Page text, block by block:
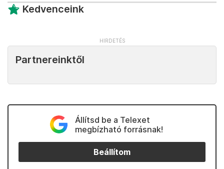
Kedvenceink
Partnereinktől
Állítsd be a Telexet
megbízható forrásnak!
Beállítom